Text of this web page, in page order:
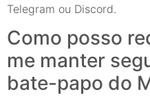
Telegram ou Discord.
Como posso
me manter
bate-papo do